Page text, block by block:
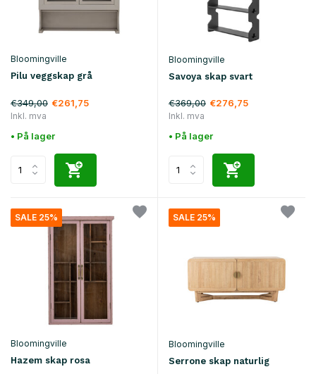
Bloomingville
Pilu veggskap grå
€349,00 €261,75
Inkl. mva
• På lager
Bloomingville
Savoya skap svart
€369,00 €276,75
Inkl. mva
• På lager
SALE 25%
Bloomingville
Hazem skap rosa
SALE 25%
Bloomingville
Serrone skap naturlig